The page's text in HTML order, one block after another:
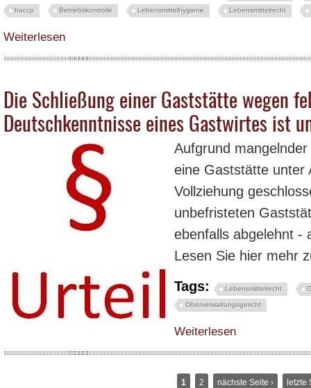
haccp Betriebskontrolle Lebensmittelhygiene Lebensmittelrecht
Weiterlesen
Die Schließung einer Gaststätte wegen
Deutschkenntnisse eines Gastwirtes ist
Aufgrund
eine Gaststätte unter
Vollziehung
unbefristeten
ebenfalls abgelehnt -
Lesen Sie hier mehr
Tags:
Lebensmittelrecht
Oberverwaltungsgericht
Weiterlesen
1 2 nächste Seite › letzte